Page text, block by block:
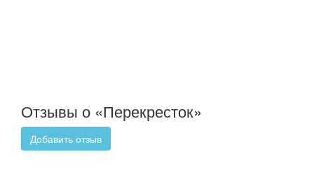
Отзывы о «Перекресток»
Добавить отзыв